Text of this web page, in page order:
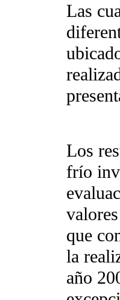
Las
Los
frío
que
la
año